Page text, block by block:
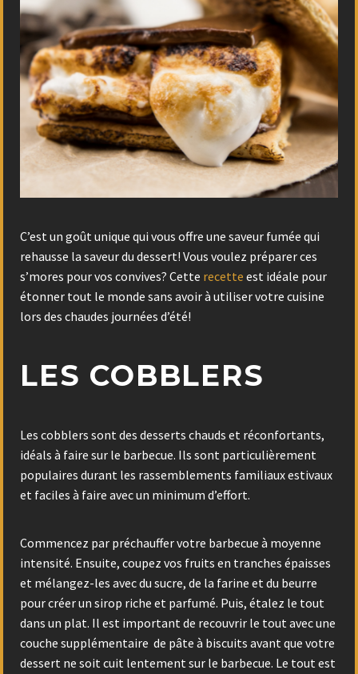
C’est un goût unique qui vous offre une saveur fumée qui
rehausse la saveur du dessert! Vous voulez préparer ces
s’mores pour vos convives? Cette recette est idéale pour
étonner tout le monde sans avoir à utiliser votre cuisine
lors des chaudes journées d’été!
LES COBBLERS
Les cobblers sont des desserts chauds et réconfortants,
idéals à faire sur le barbecue. Ils sont particulièrement
populaires durant les rassemblements familiaux estivaux
et faciles à faire avec un minimum d’effort.
Commencez par préchauffer votre barbecue à moyenne
intensité. Ensuite, coupez vos fruits en tranches épaisses
et mélangez-les avec du sucre, de la farine et du beurre
pour créer un sirop riche et parfumé. Puis, étalez le tout
dans un plat. Il est important de recouvrir le tout avec une
couche supplémentaire de pâte à biscuits avant que votre
dessert ne soit cuit lentement sur le barbecue. Le tout est